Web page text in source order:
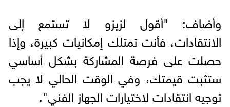
وأضاف: "أقول لزيزو لا تستمع إلى
الانتقادات، فأنت تمتلك إمكانيات كبيرة، وإذا
حصلت على فرصة المشاركة بشكل أساسي
ستثبت قيمتك، وفي الوقت الحالي لا يجب
توجيه انتقادات لاختيارات الجهاز الفني".